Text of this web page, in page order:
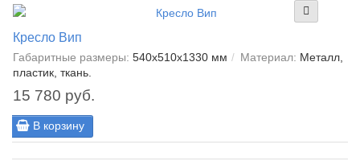
Кресло Вип
Габаритные размеры: 540х510х1330 мм Материал: Металл,
пластик, ткань.
15 780 руб.
В корзину